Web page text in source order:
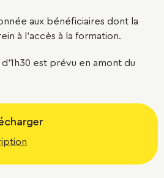
aux bénéficiaires dont la
à l’accès à la formation.
est prévu en amont du